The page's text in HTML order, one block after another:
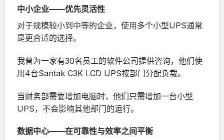
中小企业——优先灵活性
对于规模较小到中等的企业，使用多个小型UPS通常
是更合适的选择。
我曾为一家有30名员工的软件公司提供咨询，他们使
用4台Santak C3K LCD UPS按部门分配负载。
当财务部需要增加电脑时，他们只需增加一台小型
UPS，不会影响其他部门的运行。
数据中心——在可靠性与效率之间平衡